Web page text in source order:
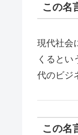
この名
現代社会
くるとい
代のビジ
この名